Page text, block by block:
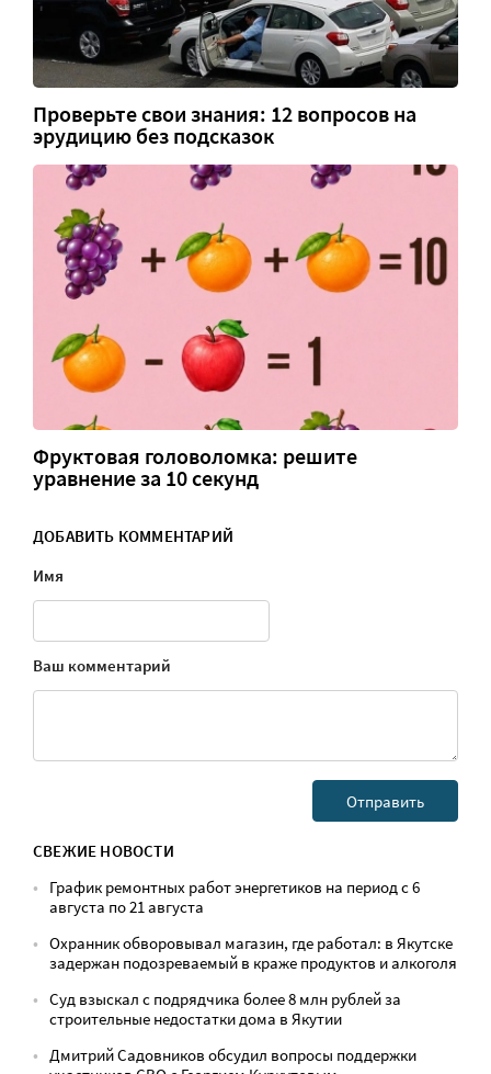
Проверьте свои знания: 12 вопросов на
эрудицию без подсказок
Фруктовая головоломка: решите
уравнение за 10 секунд
ДОБАВИТЬ КОММЕНТАРИЙ
Имя
Ваш комментарий
СВЕЖИЕ НОВОСТИ
График ремонтных работ энергетиков на период с 6
августа по 21 августа
Охранник обворовывал магазин, где работал: в Якутске
задержан подозреваемый в краже продуктов и алкоголя
Суд взыскал с подрядчика более 8 млн рублей за
строительные недостатки дома в Якутии
Дмитрий Садовников обсудил вопросы поддержки